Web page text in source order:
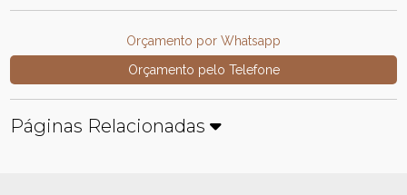
Orçamento por Whatsapp
Orçamento pelo Telefone
Páginas Relacionadas